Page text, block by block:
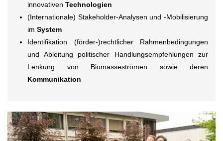
innovativen Technologien
(Internationale) Stakeholder-Analysen und -Mobilisierung
im System
Identifikation (förder-)rechtlicher Rahmenbedingungen
und Ableitung politischer Handlungsempfehlungen zur
Lenkung von Biomasseströmen sowie deren
Kommunikation